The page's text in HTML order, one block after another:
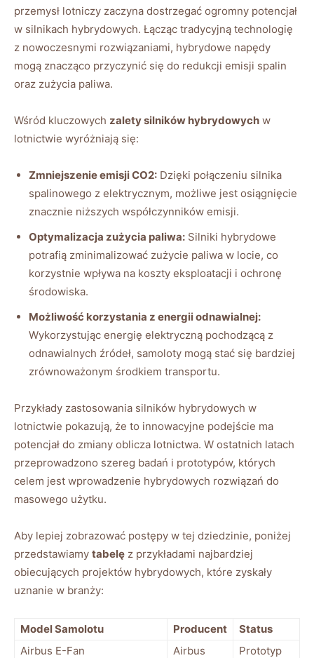
przemysł lotniczy zaczyna dostrzegać ogromny potencjał
w silnikach hybrydowych. Łącząc tradycyjną technologię
z nowoczesnymi rozwiązaniami, hybrydowe napędy
mogą znacząco przyczynić się do redukcji emisji spalin
oraz zużycia paliwa.
Wśród kluczowych zalety silników hybrydowych w
lotnictwie wyróżniają się:
Zmniejszenie emisji CO2: Dzięki połączeniu silnika
spalinowego z elektrycznym, możliwe jest osiągnięcie
znacznie niższych współczynników emisji.
Optymalizacja zużycia paliwa: Silniki hybrydowe
potrafią zminimalizować zużycie paliwa w locie, co
korzystnie wpływa na koszty eksploatacji i ochronę
środowiska.
Możliwość korzystania z energii odnawialnej:
Wykorzystując energię elektryczną pochodzącą z
odnawialnych źródeł, samoloty mogą stać się bardziej
zrównoważonym środkiem transportu.
Przykłady zastosowania silników hybrydowych w
lotnictwie pokazują, że to innowacyjne podejście ma
potencjał do zmiany oblicza lotnictwa. W ostatnich latach
przeprowadzono szereg badań i prototypów, których
celem jest wprowadzenie hybrydowych rozwiązań do
masowego użytku.
Aby lepiej zobrazować postępy w tej dziedzinie, poniżej
przedstawiamy tabelę z przykładami najbardziej
obiecujących projektów hybrydowych, które zyskały
uznanie w branży:
Model Samolotu Producent
Status
Airbus E-Fan
Airbus
Prototyp